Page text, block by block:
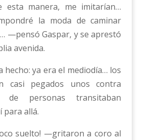
esta manera, me imitarían…
la moda de caminar
—pensó Gaspar, y se aprestó
avenida.
hecho: ya era el mediodía… los
casi pegados unos contra
de personas transitaban
para allá.
suelto! —gritaron a coro al